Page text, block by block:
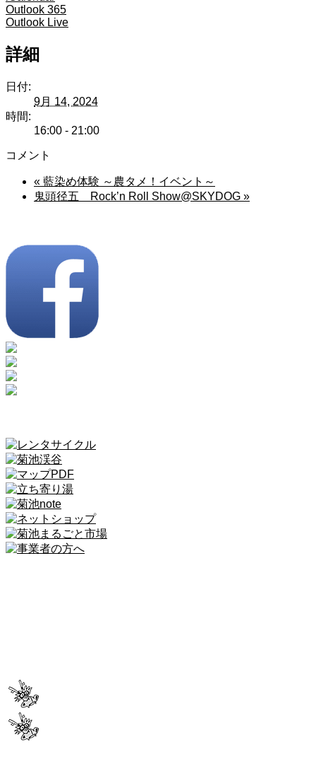
Outlook 365
Outlook Live
詳細
日付:
9月 14, 2024
時間:
16:00 - 21:00
コメント
« 藍染め体験 ～農タメ！イベント～
鬼頭径五 Rock’n Roll Show@SKYDOG »